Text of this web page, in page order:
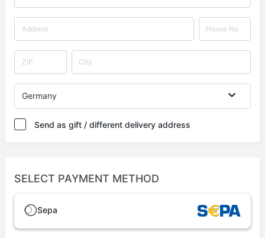
Germany
Send as gift / different delivery address
SELECT PAYMENT METHOD
Sepa